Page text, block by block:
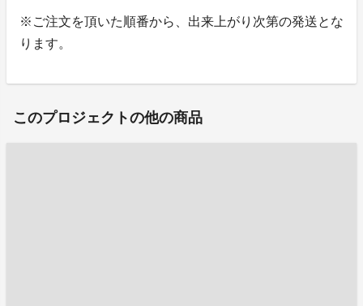
※ご注文を頂いた順番から、出来上がり次第の発送とな
ります。
このプロジェクトの他の商品